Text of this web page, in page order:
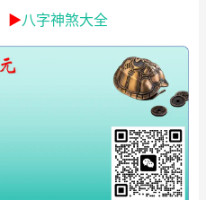
►八字神煞大全